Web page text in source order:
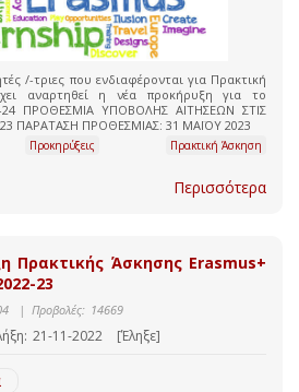
/-τριες που ενδιαφέρονται για Πρακτική
αναρτηθεί η νέα προκήρυξη για το
24 ΠΡΟΘΕΣΜΙΑ ΥΠΟΒΟΛΗΣ ΑΙΤΗΣΕΩΝ ΣΤΙΣ
ΠΑΡΑΤΑΣΗ ΠΡΟΘΕΣΜΙΑΣ: 31 ΜΑΪΟΥ 2023
Προκηρύξεις
Πρακτική Άσκηση
Περισσότερα
Πρακτικής Άσκησης Erasmus+
23
| Προβολές: 14669
21-11-2022 [Έληξε]